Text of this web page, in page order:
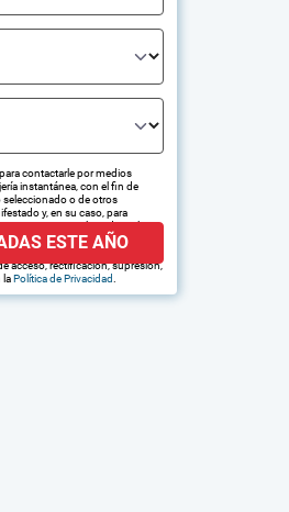
contactarle por medios
instantánea, con el fin de
o de otros
y, en su caso, para
su solicitud con las
con el objeto de que estas
y servicios de acuerdo a su
acceso, rectificación, supresión,
laPolítica de Privacidad
ESTE AÑO